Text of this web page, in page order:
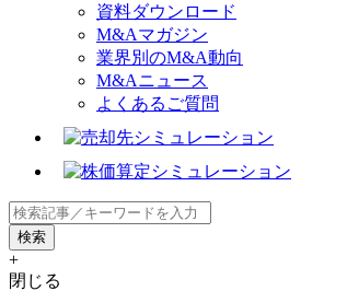
資料ダウンロード
M&Aマガジン
業界別のM&A動向
M&Aニュース
よくあるご質問
+
閉じる